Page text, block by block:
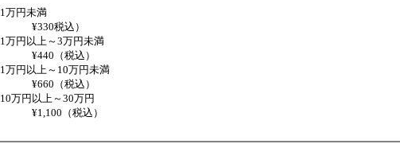
1万円未満
¥330税込）
1万円以上～3万円未満
¥440（税込）
1万円以上～10万円未満
¥660（税込）
10万円以上～30万円
¥1,100（税込）